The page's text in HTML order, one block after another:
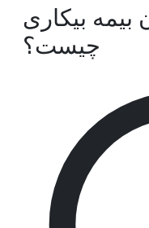
بیمه بیکاری
چیست؟